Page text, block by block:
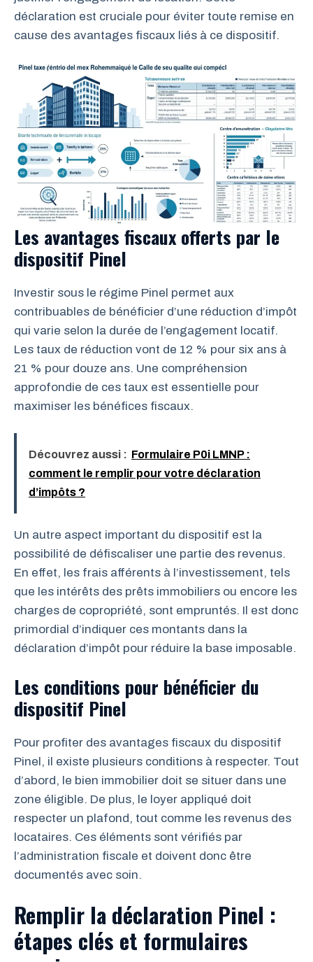
déclaration est cruciale pour éviter toute remise en
cause des avantages fiscaux liés à ce dispositif.
Les avantages fiscaux offerts par le
dispositif Pinel
Investir sous le régime Pinel permet aux
contribuables de bénéficier d’une réduction d’impôt
qui varie selon la durée de l’engagement locatif.
Les taux de réduction vont de 12 % pour six ans à
21 % pour douze ans. Une compréhension
approfondie de ces taux est essentielle pour
maximiser les bénéfices fiscaux.
Découvrez aussi : Formulaire P0i LMNP :
comment le remplir pour votre déclaration
d’impôts ?
Un autre aspect important du dispositif est la
possibilité de défiscaliser une partie des revenus.
En effet, les frais afférents à l’investissement, tels
que les intérêts des prêts immobiliers ou encore les
charges de copropriété, sont empruntés. Il est donc
primordial d’indiquer ces montants dans la
déclaration d’impôt pour réduire la base imposable.
Les conditions pour bénéficier du
dispositif Pinel
Pour profiter des avantages fiscaux du dispositif
Pinel, il existe plusieurs conditions à respecter. Tout
d’abord, le bien immobilier doit se situer dans une
zone éligible. De plus, le loyer appliqué doit
respecter un plafond, tout comme les revenus des
locataires. Ces éléments sont vérifiés par
l’administration fiscale et doivent donc être
documentés avec soin.
Remplir la déclaration Pinel :
étapes clés et formulaires